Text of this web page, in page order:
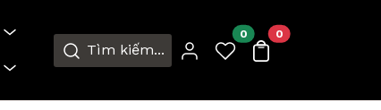
Tìm kiếm...
0 0